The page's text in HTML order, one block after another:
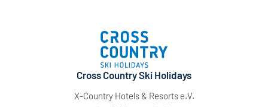
Cross Country Ski Holidays
X-Country Hotels & Resorts e.V.